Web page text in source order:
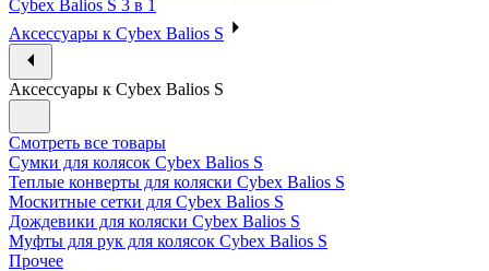
Cybex Balios S 3 в 1
Аксессуары к Cybex Balios S
Аксессуары к Cybex Balios S
Смотреть все товары
Сумки для колясок Cybex Balios S
Теплые конверты для коляски Cybex Balios S
Москитные сетки для Cybex Balios S
Дождевики для коляски Cybex Balios S
Муфты для рук для колясок Cybex Balios S
Прочее